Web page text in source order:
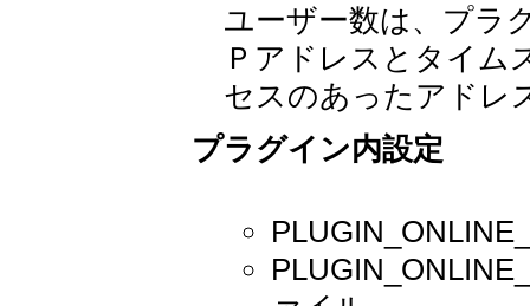
ユーザー数は、プラ
Ｐアドレスとタイム
セスのあったアドレ
プラグイン内設定